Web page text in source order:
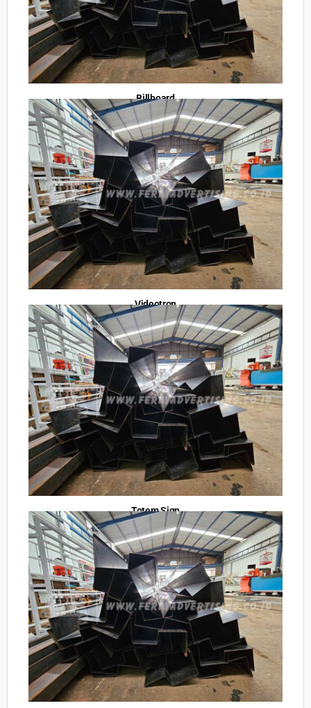
Table of Contents
Jasa Pembuatan Neon Box Brebes – Desain
Modern, Harga Terjangkau
Billboard
Videotron
Totem Sign